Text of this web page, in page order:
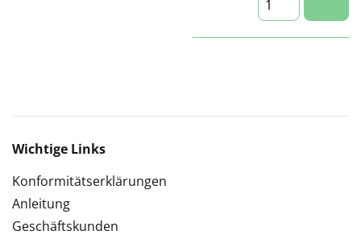
Wichtige Links
Konformitätserklärungen
Anleitung
Geschäftskunden